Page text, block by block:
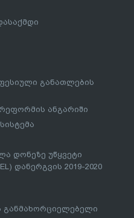
განათლების
ანგარიში
დონეზე უწყვეტი
დანერგვის 2019-2020